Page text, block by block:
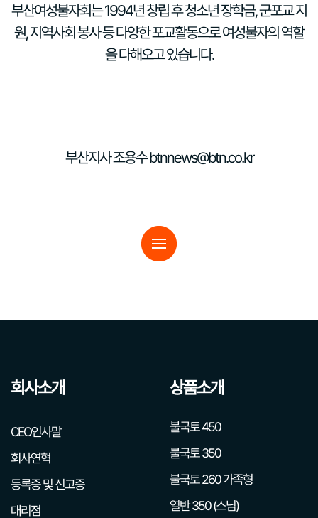
부산여성불자회는1994년 창립 후 청소년 장학금,군포교 지
원,지역사회 봉사 등 다양한 포교활동으로 여성불자의 역할
을 다해오고 있습니다.
부산지사 조용수btnnews@btn.co.kr
회사소개
CEO인사말
회사연혁
등록증 및 신고증
대리점
상품소개
불국토 450
불국토 350
불국토 260 가족형
열반 350 (스님)